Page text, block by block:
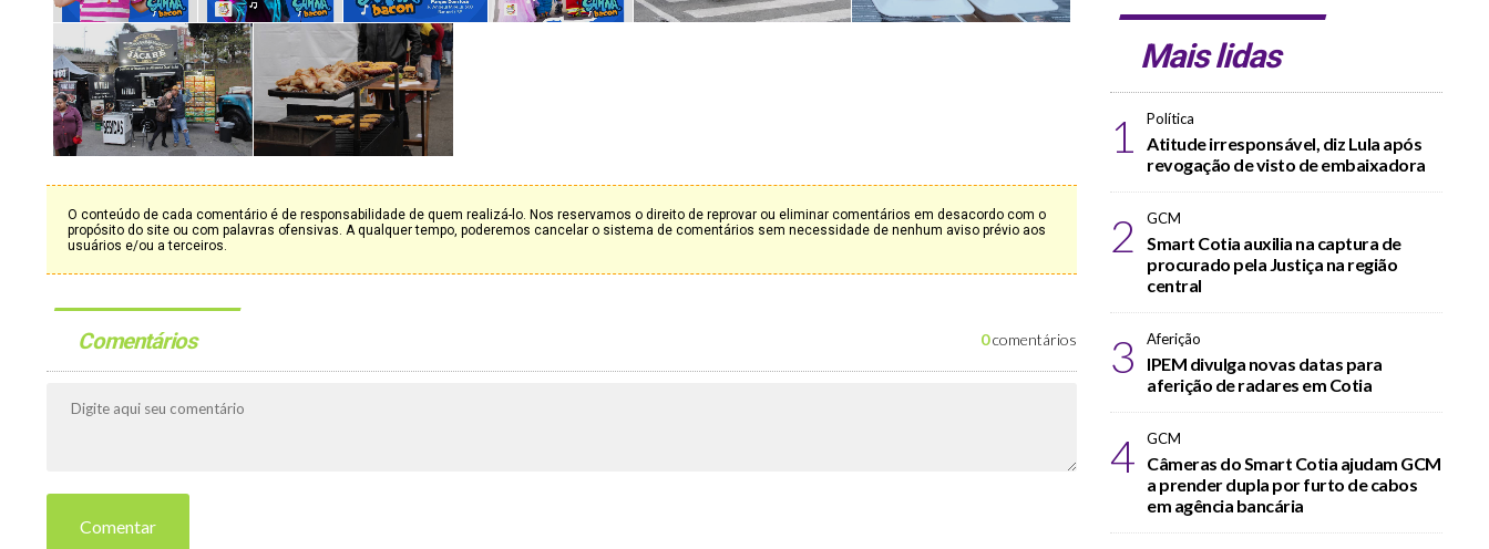
O conteúdo de cada comentário é de responsabilidade de quem realizá-lo. Nos reservamos o direito de reprovar ou eliminar comentários em desacordo com o
propósito do site ou com palavras ofensivas. A qualquer tempo, poderemos cancelar o sistema de comentários sem necessidade de nenhum aviso prévio aos
usuários e/ou a terceiros.
Comentários 0comentários
Comentar
Mais lidas
1 Política
Atitude irresponsável, diz Lula após
revogação de visto de embaixadora
2 GCM
Smart Cotia auxilia na captura de
procurado pela Justiça na região
central
3 Aferição
IPEM divulga novas datas para
aferição de radares em Cotia
4 GCM
Câmeras do Smart Cotia ajudam GCM
a prender dupla por furto de cabos
em agência bancária